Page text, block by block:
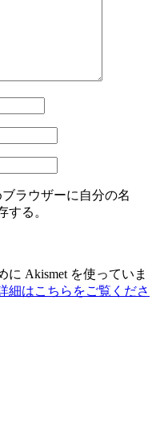
ラウザーに自分の名
する。
Akismet を使っていま
細はこちらをご覧くださ